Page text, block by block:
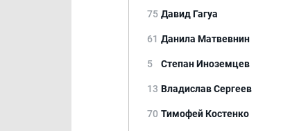
75 Давид Гагуа
61 Данила Матвевнин
5 Степан Иноземцев
13 Владислав Сергеев
70 Тимофей Костенко